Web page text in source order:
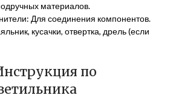
материалов.
Для соединения компонентов.
кусачки, отвертка, дрель (если
по